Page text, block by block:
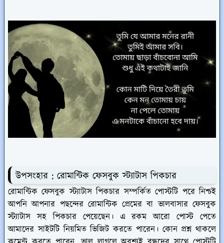
উপসংহার : রোমান্টিক ফেসবুক স্ট্যাটাস পিকচার
রোমান্টিক ফেসবুক স্ট্যাটাস পিকচার সম্পর্কিত পোস্টটি পরে নিশ্চই
আপনি আপনার পছন্দের রোমান্টিক প্রেমের বা ভালবাসার ফেসবুক
স্ট্যাটাস সহ পিকচার পেয়েছেন। এ রকম আরো পোস্ট পেতে
আমাদের সাইটটি নিয়মিত ভিজিট করতে পারেন। কোন প্রশ্ন থাকলে